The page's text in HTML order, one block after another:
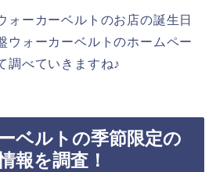
ォーカーベルトのお店の誕生日
ウォーカーベルトのホームペー
調べていきますね♪
ベルトの季節限定の
報を調査！